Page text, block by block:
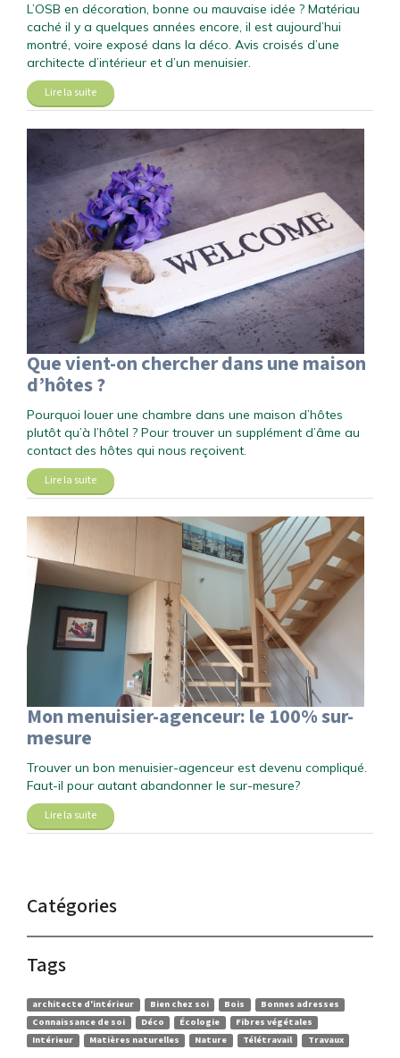
L’OSB en décoration, bonne ou mauvaise idée ? Matériau
caché il y a quelques années encore, il est aujourd’hui
montré, voire exposé dans la déco. Avis croisés d’une
architecte d’intérieur et d’un menuisier.
Lire la suite
Que vient-on chercher dans une maison
d’hôtes ?
Pourquoi louer une chambre dans une maison d’hôtes
plutôt qu’à l’hôtel ? Pour trouver un supplément d’âme au
contact des hôtes qui nous reçoivent.
Lire la suite
Mon menuisier-agenceur: le 100% sur-
mesure
Trouver un bon menuisier-agenceur est devenu compliqué.
Faut-il pour autant abandonner le sur-mesure?
Lire la suite
Catégories
Tags
architecte d'intérieur Bien chez soi Bois
Bonnes adresses
Connaissance de soi
Déco Écologie
Fibres végétales
Intérieur
Matières naturelles Nature Télétravail Travaux